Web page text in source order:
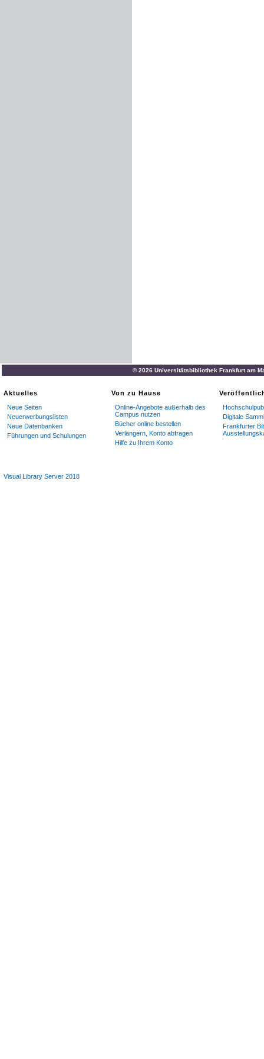
© 2026 Universitätsbibliothek Frankfurt am
Aktuelles
Neue Seiten
Neuerwerbungslisten
Neue Datenbanken
Führungen und Schulungen
Von zu Hause
Online-Angebote außerhalb des
Campus nutzen
Bücher online bestellen
Verlängern, Konto abfragen
Hilfe zu Ihrem Konto
Digitale
Frankfurter
Visual Library Server 2018